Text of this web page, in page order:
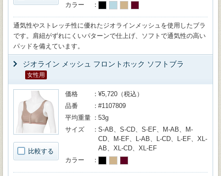
カラー
通気性やストレッチ性に優れたジオラインメッシュを使用したブラ
です。肩紐がずれにくいパターンで仕上げ、ソフトで通気性の高い
パッドを備えています。
ジオライン メッシュ フロントホック ソフトブラ
女性用
比較する
価格
¥5,720（税込）
品番
#1107809
平均重量
53g
サイズ
S-AB、S-CD、S-EF、M-AB、M-
CD、M-EF、L-AB、L-CD、L-EF、XL-
AB、XL-CD、XL-EF
カラー